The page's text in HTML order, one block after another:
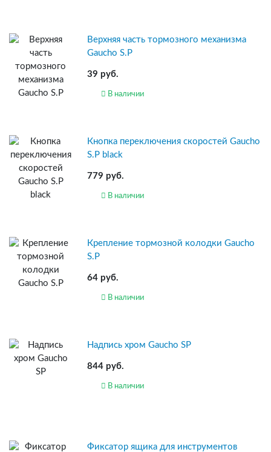
Верхняя часть тормозного механизма
Gaucho S.P
39 руб.
В наличии
Кнопка переключения скоростей Gaucho
S.P black
779 руб.
В наличии
Крепление тормозной колодки Gaucho
S.P
64 руб.
В наличии
Надпись хром Gaucho SP
844 руб.
В наличии
Фиксатор ящика для инструментов